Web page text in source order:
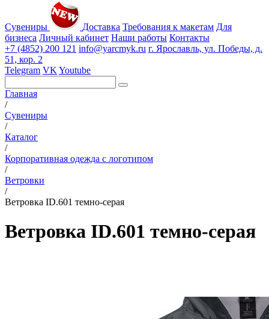
Сувениры Доставка Требования к макетам Для
бизнеса Личный кабинет Наши работы Контакты
+7 (4852) 200 121 info@yarcmyk.ru г. Ярославль, ул. Победы, д.
51, кор. 2
Telegram VK Youtube
Главная
/
Сувениры
/
Каталог
/
Корпоративная одежда с логотипом
/
Ветровки
/
Ветровка ID.601 темно-серая
Ветровка ID.601 темно-серая